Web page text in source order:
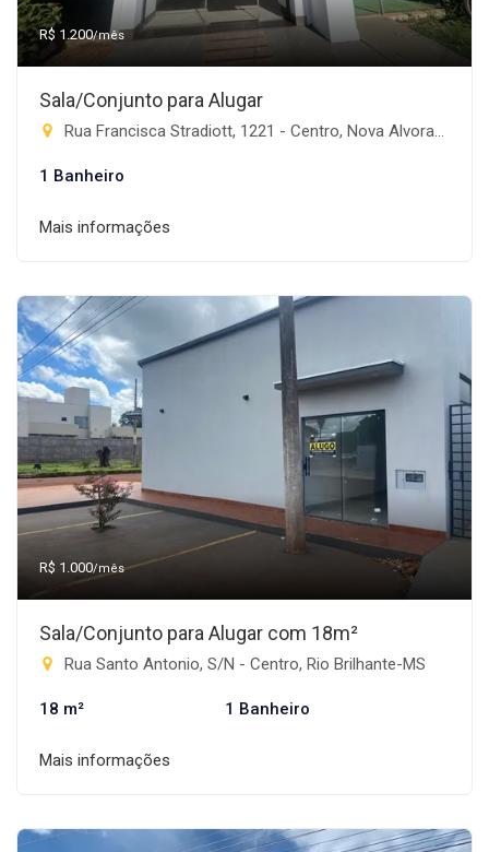
R$ 1.200/mês
Sala/Conjunto para Alugar
Rua Francisca Stradiott, 1221 - Centro, Nova Alvorada do Sul-MS
1 Banheiro
Mais informações
R$ 1.000/mês
Sala/Conjunto para Alugar com 18m²
Rua Santo Antonio, S/N - Centro, Rio Brilhante-MS
18 m² 1 Banheiro
Mais informações